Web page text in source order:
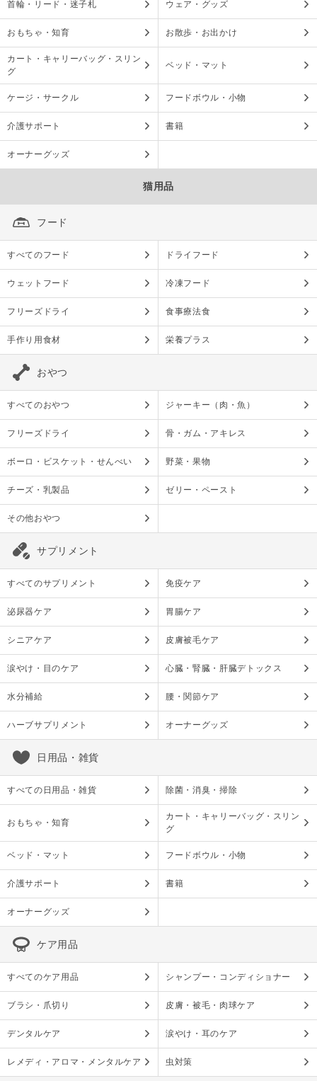
首輪・リード・迷子札 ウェア・グッズ
おもちゃ・知育 お散歩・お出かけ
カート・キャリーバッグ・スリン
グ
ベッド・マット
ケージ・サークル フードボウル・小物
介護サポート 書籍
オーナーグッズ
猫用品
フード
すべてのフード ドライフード
ウェットフード 冷凍フード
フリーズドライ 食事療法食
手作り用食材 栄養プラス
おやつ
すべてのおやつ ジャーキー（肉・魚）
フリーズドライ 骨・ガム・アキレス
ボーロ・ビスケット・せんべい 野菜・果物
チーズ・乳製品 ゼリー・ペースト
その他おやつ
サプリメント
すべてのサプリメント 免疫ケア
泌尿器ケア 胃腸ケア
シニアケア 皮膚被毛ケア
涙やけ・目のケア 心臓・腎臓・肝臓デトックス
水分補給 腰・関節ケア
ハーブサプリメント オーナーグッズ
日用品・雑貨
すべての日用品・雑貨 除菌・消臭・掃除
おもちゃ・知育
カート・キャリーバッグ・スリン
グ
ベッド・マット フードボウル・小物
介護サポート 書籍
オーナーグッズ
ケア用品
すべてのケア用品 シャンプー・コンディショナー
ブラシ・爪切り 皮膚・被毛・肉球ケア
デンタルケア 涙やけ・耳のケア
レメディ・アロマ・メンタルケア 虫対策